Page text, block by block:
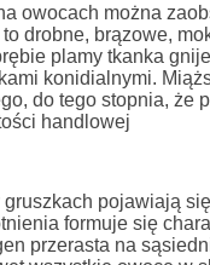
owocach można
drobne, brązowe,
plamy tkanka
konidialnymi.
do tego stopnia,
handlowej
gruszkach pojawiają
formuje się
przerasta na